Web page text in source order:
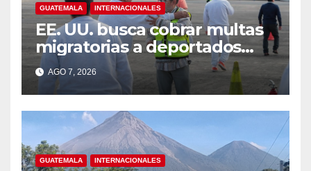
GUATEMALA INTERNACIONALES
EE. UU. busca cobrar multas
migratorias a deportados
que viven en Guatemala,
México y Honduras
AGO 7, 2026
GUATEMALA INTERNACIONALES